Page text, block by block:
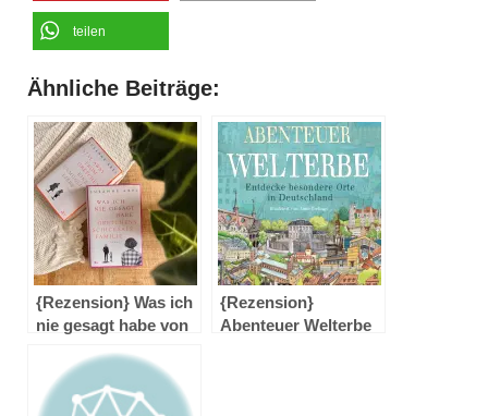
teilen
Ähnliche Beiträge:
{Rezension} Was ich
nie gesagt habe von
{Rezension}
Abenteuer Welterbe